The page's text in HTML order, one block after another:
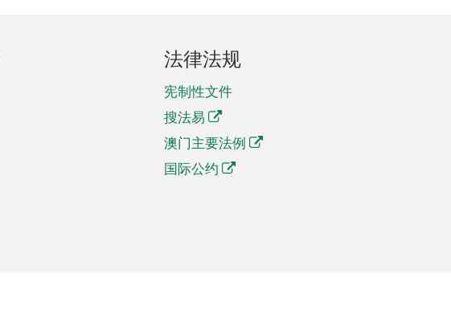
法律法规
宪制性文件
搜法易
澳门主要法例
国际公约